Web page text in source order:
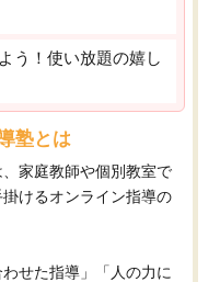
う！使い放題の嬉し
塾とは
家庭教師や個別教室で
けるオンライン指導の
せた指導」「人の力に